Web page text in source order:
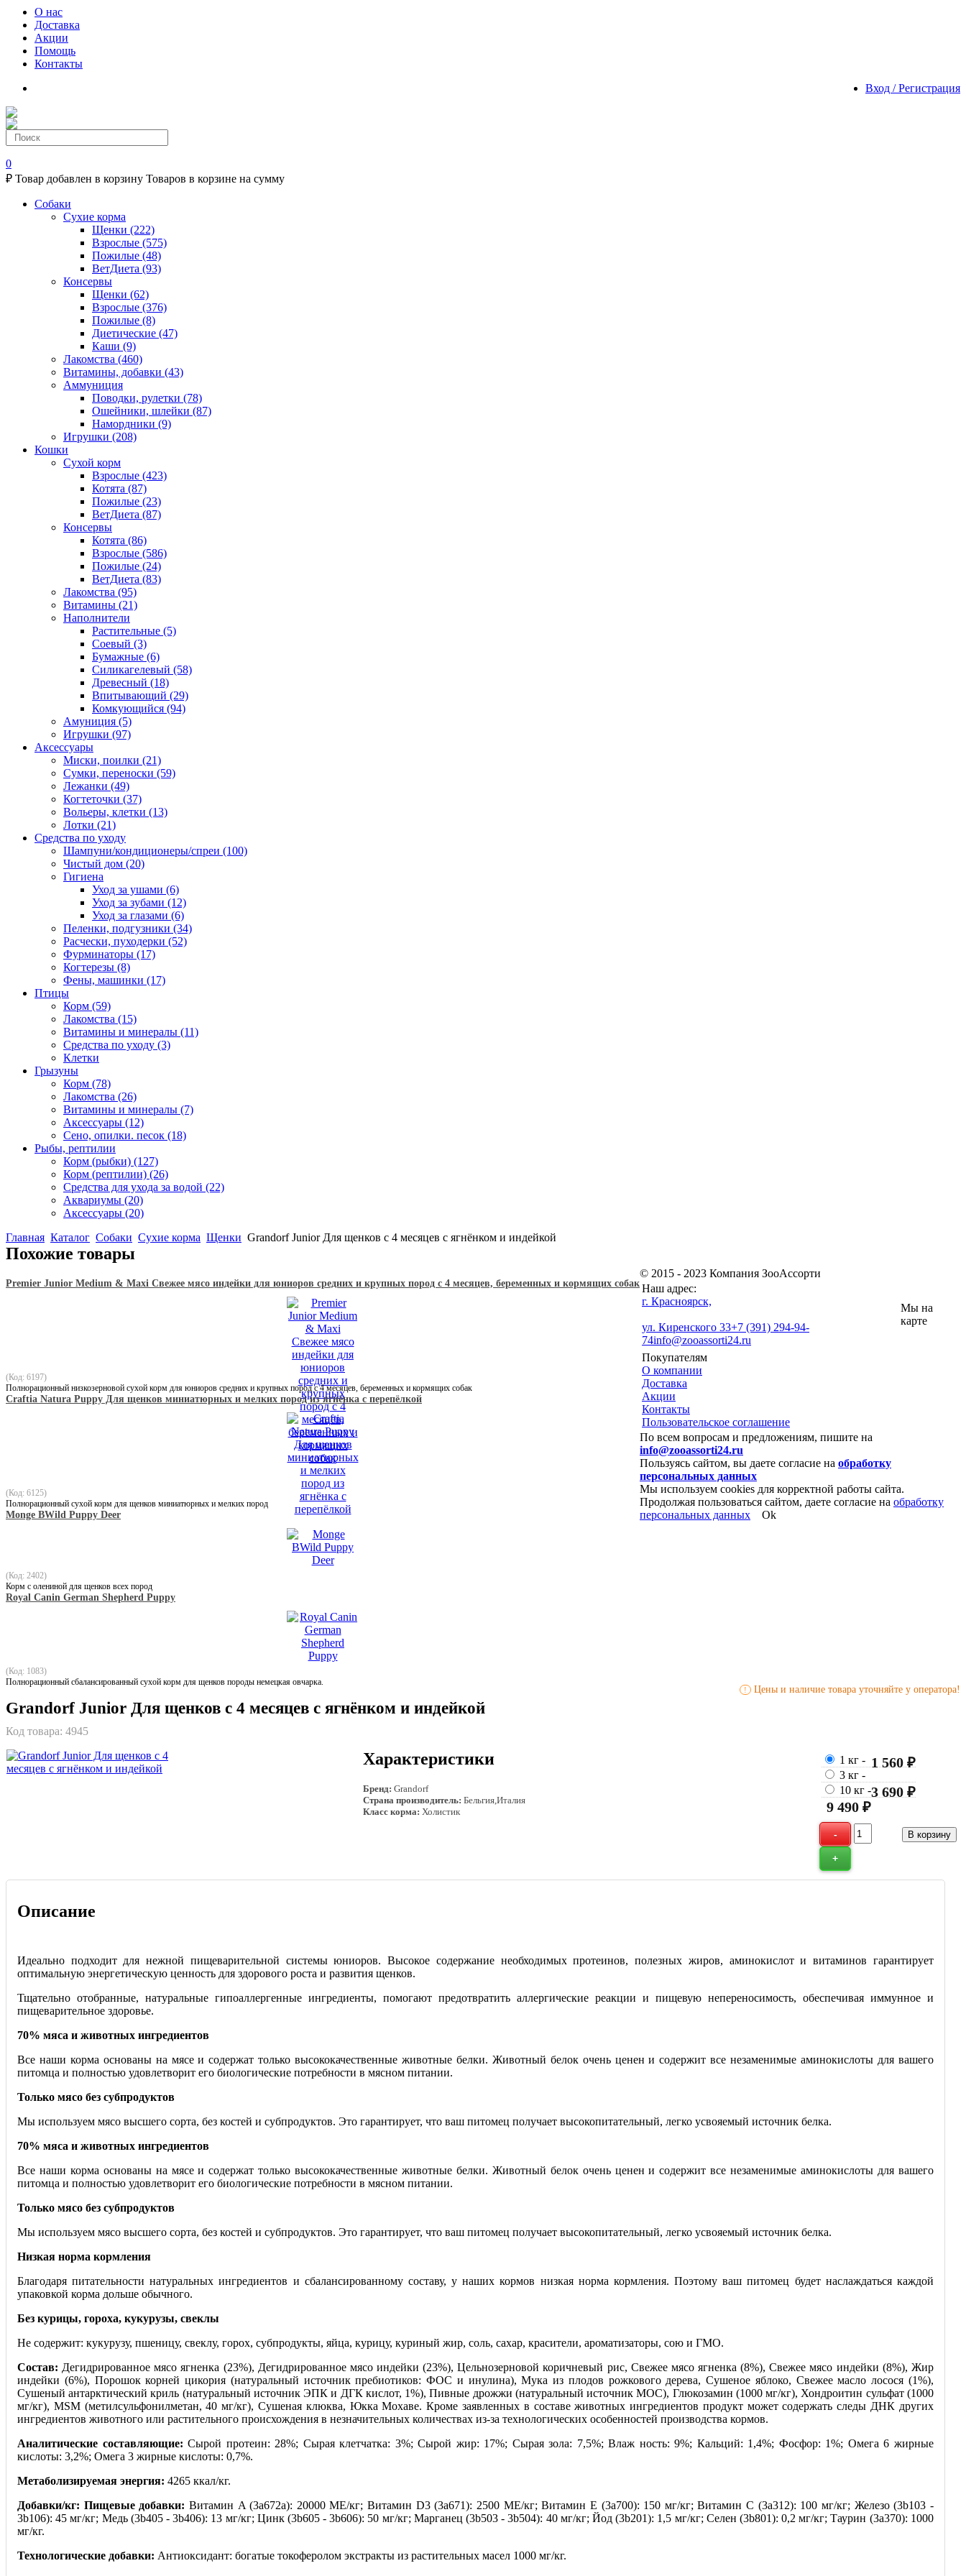
О нас
Доставка
Акции
Помощь
Контакты
Вход / Регистрация
0
₽ Товар добавлен в корзину Товаров в корзине на сумму
Собаки
Сухие корма
Щенки (222)
Взрослые (575)
Пожилые (48)
ВетДиета (93)
Консервы
Щенки (62)
Взрослые (376)
Пожилые (8)
Диетические (47)
Каши (9)
Лакомства (460)
Витамины, добавки (43)
Аммуниция
Поводки, рулетки (78)
Ошейники, шлейки (87)
Намордники (9)
Игрушки (208)
Кошки
Сухой корм
Взрослые (423)
Котята (87)
Пожилые (23)
ВетДиета (87)
Консервы
Котята (86)
Взрослые (586)
Пожилые (24)
ВетДиета (83)
Лакомства (95)
Витамины (21)
Наполнители
Растительные (5)
Соевый (3)
Бумажные (6)
Силикагелевый (58)
Древесный (18)
Впитывающий (29)
Комкующийся (94)
Амуниция (5)
Игрушки (97)
Аксессуары
Миски, поилки (21)
Сумки, переноски (59)
Лежанки (49)
Когтеточки (37)
Вольеры, клетки (13)
Лотки (21)
Средства по уходу
Шампуни/кондиционеры/спреи (100)
Чистый дом (20)
Гигиена
Уход за ушами (6)
Уход за зубами (12)
Уход за глазами (6)
Пеленки, подгузники (34)
Расчески, пуходерки (52)
Фурминаторы (17)
Когтерезы (8)
Фены, машинки (17)
Птицы
Корм (59)
Лакомства (15)
Витамины и минералы (11)
Средства по уходу (3)
Клетки
Грызуны
Корм (78)
Лакомства (26)
Витамины и минералы (7)
Аксессуары (12)
Сено, опилки. песок (18)
Рыбы, рептилии
Корм (рыбки) (127)
Корм (рептилии) (26)
Средства для ухода за водой (22)
Аквариумы (20)
Аксессуары (20)
Главная Каталог Собаки Сухие корма Щенки Grandorf Junior Для щенков с 4 месяцев с ягнёнком и индейкой
Похожие товары
Premier Junior Medium & Maxi Свежее мясо индейки для юниоров средних и крупных пород с 4 месяцев, беременных и кормящих собак
(Код: 6197)
Полнорационный низкозерновой сухой корм для юниоров средних и крупных пород с 4 месяцев, беременных и кормящих собак
Craftia Natura Puppy Для щенков миниатюрных и мелких пород из ягнëнка с перепëлкой
(Код: 6125)
Полнорационный сухой корм для щенков миниатюрных и мелких пород
Monge BWild Puppy Deer
(Код: 2402)
Корм с олениной для щенков всех пород
Royal Canin German Shepherd Puppy
(Код: 1083)
Полнорационный сбалансированный сухой корм для щенков породы немецкая овчарка.
! Цены и наличие товара уточняйте у оператора!
Grandorf Junior Для щенков с 4 месяцев с ягнёнком и индейкой
Код товара: 4945
Характеристики
Бренд: Grandorf
Страна производитель: Бельгия,Италия
Класс корма: Холистик
1 кг - 1 560 ₽
3 кг -
3 690 ₽
10 кг -
9 490 ₽
Описание
Идеально подходит для нежной пищеварительной системы юниоров. Высокое содержание необходимых протеинов, полезных жиров, аминокислот и витаминов гарантирует
оптимальную энергетическую ценность для здорового роста и развития щенков.
Тщательно отобранные, натуральные гипоаллергенные ингредиенты, помогают предотвратить аллергические реакции и пищевую непереносимость, обеспечивая иммунное и
пищеварительное здоровье.
70% мяса и животных ингредиентов
Все наши корма основаны на мясе и содержат только высококачественные животные белки. Животный белок очень ценен и содержит все незаменимые аминокислоты для вашего
питомца и полностью удовлетворит его биологические потребности в мясном питании.
Только мясо без субпродуктов
Мы используем мясо высшего сорта, без костей и субпродуктов. Это гарантирует, что ваш питомец получает высокопитательный, легко усвояемый источник белка.
70% мяса и животных ингредиентов
Все наши корма основаны на мясе и содержат только высококачественные животные белки. Животный белок очень ценен и содержит все незаменимые аминокислоты для вашего
питомца и полностью удовлетворит его биологические потребности в мясном питании.
Только мясо без субпродуктов
Мы используем мясо высшего сорта, без костей и субпродуктов. Это гарантирует, что ваш питомец получает высокопитательный, легко усвояемый источник белка.
Низкая норма кормления
Благодаря питательности натуральных ингредиентов и сбалансированному составу, у наших кормов низкая норма кормления. Поэтому ваш питомец будет наслаждаться каждой
упаковкой корма дольше обычного.
Без курицы, гороха, кукурузы, свеклы
Не содержит: кукурузу, пшеницу, свеклу, горох, субпродукты, яйца, курицу, куриный жир, соль, сахар, красители, ароматизаторы, сою и ГМО.
Состав: Дегидрированное мясо ягненка (23%), Дегидрированное мясо индейки (23%), Цельнозерновой коричневый рис, Свежее мясо ягненка (8%), Свежее мясо индейки (8%), Жир
индейки (6%), Порошок корней цикория (натуральный источник пребиотиков: ФОС и инулина), Мука из плодов рожкового дерева, Сушеное яблоко, Свежее масло лосося (1%),
Сушеный антарктический криль (натуральный источник ЭПК и ДГК кислот, 1%), Пивные дрожжи (натуральный источник МОС), Глюкозамин (1000 мг/кг), Хондроитин сульфат (1000
мг/кг), MSM (метилсульфонилметан, 40 мг/кг), Сушеная клюква, Юкка Мохаве. Кроме заявленных в составе животных ингредиентов продукт может содержать следы ДНК других
ингредиентов животного или растительного происхождения в незначительных количествах из-за технологических особенностей производства кормов.
Аналитические составляющие: Сырой протеин: 28%; Сырая клетчатка: 3%; Сырой жир: 17%; Сырая зола: 7,5%; Влаж ность: 9%; Кальций: 1,4%; Фосфор: 1%; Омега 6 жирные
кислоты: 3,2%; Омега 3 жирные кислоты: 0,7%.
Метаболизируемая энергия: 4265 ккал/кг.
Добавки/кг: Пищевые добавки: Витамин A (3a672a): 20000 МЕ/кг; Витамин D3 (3a671): 2500 МЕ/кг; Витамин E (3a700): 150 мг/кг; Витамин C (3a312): 100 мг/кг; Железо (3b103 -
3b106): 45 мг/кг; Медь (3b405 - 3b406): 13 мг/кг; Цинк (3b605 - 3b606): 50 мг/кг; Марганец (3b503 - 3b504): 40 мг/кг; Йод (3b201): 1,5 мг/кг; Селен (3b801): 0,2 мг/кг; Таурин (3a370): 1000
мг/кг.
Технологические добавки: Антиоксидант: богатые токоферолом экстракты из растительных масел 1000 мг/кг.
© 2015 - 2023 Компания ЗооАссорти
Наш адрес:
г. Красноярск,
ул. Киренского 33+7 (391) 294-94-
74info@zooassorti24.ru
Мы на
карте
Покупателям
О компании
Доставка
Акции
Контакты
Пользовательское соглашение
По всем вопросам и предложениям, пишите на
info@zooassorti24.ru
Пользуясь сайтом, вы даете согласие на обработку
персональных данных
Мы используем cookies для корректной работы сайта.
Продолжая пользоваться сайтом, даете согласие на обработку
персональных данных
Ok